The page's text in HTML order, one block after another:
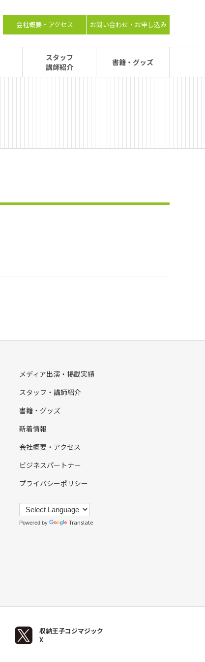
会社概要・アクセス お問い合わせ・お申し込み
スタッフ
講師紹介
書籍・グッズ
メディア出演・掲載実績
スタッフ・講師紹介
書籍・グッズ
新着情報
会社概要・アクセス
ビジネスパートナー
プライバシーポリシー
Powered by Translate
収納王子コジマジック
X